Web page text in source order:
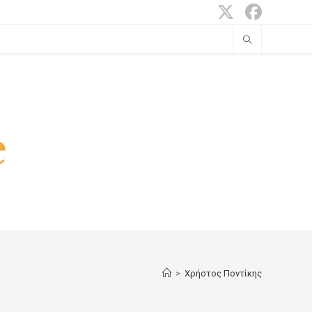
> Χρήστος Ποντίκης